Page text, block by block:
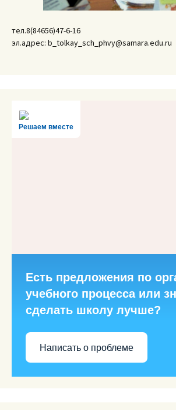
тел.8(84656)47-6-16
эл.адрес: b_tolkay_sch_phvy@samara.edu.ru
Решаем вместе
Есть предложения по
учебного процесса или
сделать школу лучше?
Написать о проблеме